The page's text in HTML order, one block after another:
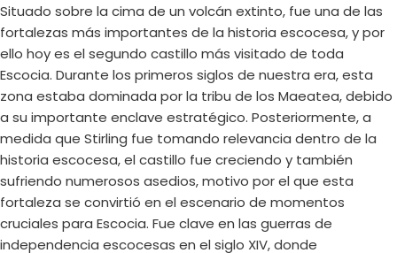
Situado sobre la cima de un volcán extinto, fue una de las
fortalezas más importantes de la historia escocesa, y por
ello hoy es el segundo castillo más visitado de toda
Escocia. Durante los primeros siglos de nuestra era, esta
zona estaba dominada por la tribu de los Maeatea, debido
a su importante enclave estratégico. Posteriormente, a
medida que Stirling fue tomando relevancia dentro de la
historia escocesa, el castillo fue creciendo y también
sufriendo numerosos asedios, motivo por el que esta
fortaleza se convirtió en el escenario de momentos
cruciales para Escocia. Fue clave en las guerras de
independencia escocesas en el siglo XIV, donde